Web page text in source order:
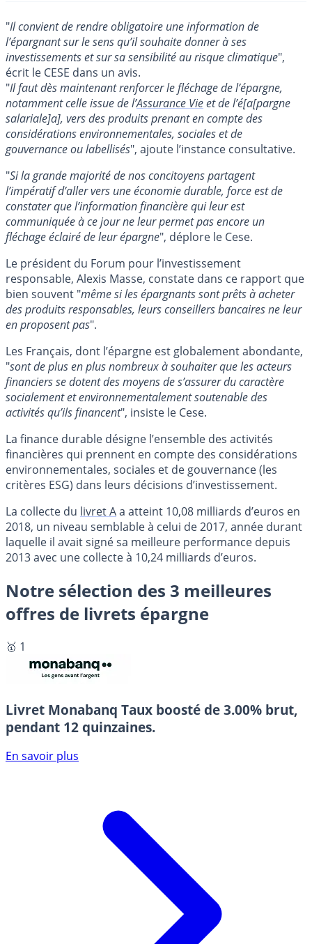
"Il convient de rendre obligatoire une information de
l’épargnant sur le sens qu’il souhaite donner à ses
investissements et sur sa sensibilité au risque climatique",
écrit le CESE dans un avis.
"Il faut dès maintenant renforcer le fléchage de l’épargne,
notamment celle issue de l’Assurance Vieet de l’é[a[pargne
salariale]a], vers des produits prenant en compte des
considérations environnementales, sociales et de
gouvernance ou labellisés", ajoute l’instance consultative.
"Si la grande majorité de nos concitoyens partagent
l’impératif d’aller vers une économie durable, force est de
constater que l’information financière qui leur est
communiquée à ce jour ne leur permet pas encore un
fléchage éclairé de leur épargne", déplore le Cese.
Le président du Forum pour l’investissement
responsable, Alexis Masse, constate dans ce rapport que
bien souvent "même si les épargnants sont prêts à acheter
des produits responsables, leurs conseillers bancaires ne leur
en proposent pas".
Les Français, dont l’épargne est globalement abondante,
"sont de plus en plus nombreux à souhaiter que les acteurs
financiers se dotent des moyens de s’assurer du caractère
socialement et environnementalement soutenable des
activités qu’ils financent", insiste le Cese.
La finance durable désigne l’ensemble des activités
financières qui prennent en compte des considérations
environnementales, sociales et de gouvernance (les
critères ESG) dans leurs décisions d’investissement.
La collecte du livret Aa atteint 10,08 milliards d’euros en
2018, un niveau semblable à celui de 2017, année durant
laquelle il avait signé sa meilleure performance depuis
2013 avec une collecte à 10,24 milliards d’euros.
Notre sélection des 3 meilleures
offres de livrets épargne
🥇 1
Livret Monabanq Taux boosté de 3.00% brut,
pendant 12 quinzaines.
En savoir plus